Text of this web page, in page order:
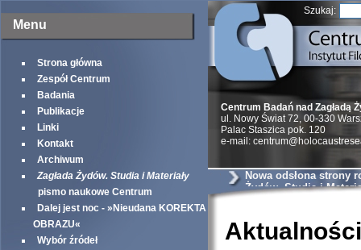
Menu
Strona główna
Zespół Centrum
Badania
Publikacje
Linki
Kontakt
Archiwum
Zagłada Żydów. Studia i Materiały
pismo naukowe Centrum
Dalej jest noc - »Nieudana KOREKTA
OBRAZU«
Wybór źródeł
Szukaj:
Centrum Badań nad Zagładą
ul. Nowy Świat 72, 00-330
Palac Staszica pok. 120
e-mail:
Nowa odsłona strony
Żydów. Studia i
Aktualności